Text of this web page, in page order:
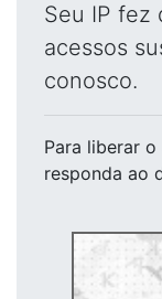
Seu IP fez
acessos
conosco.
Para liberar o
responda ao